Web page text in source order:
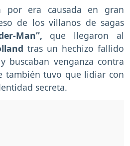
por era causada en gran
de los villanos de sagas
Man”, que llegaron al
tras un hechizo fallido
y buscaban venganza contra
también tuvo que lidiar con
secreta.